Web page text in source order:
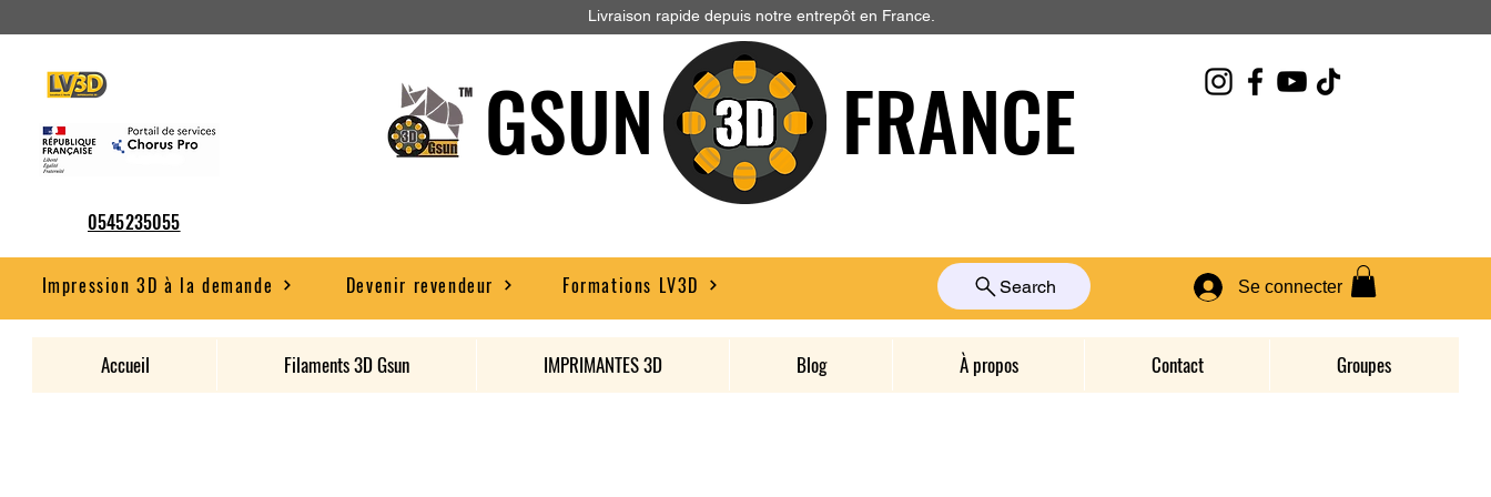
Livraison rapide depuis notre entrepôt en France.
0545235055
GSUN FRANCE
Impression 3D à la demande Devenir revendeur Formations LV3D Se connecter
Search
Accueil Filaments 3D Gsun IMPRIMANTES 3D Blog À propos Contact Groupes